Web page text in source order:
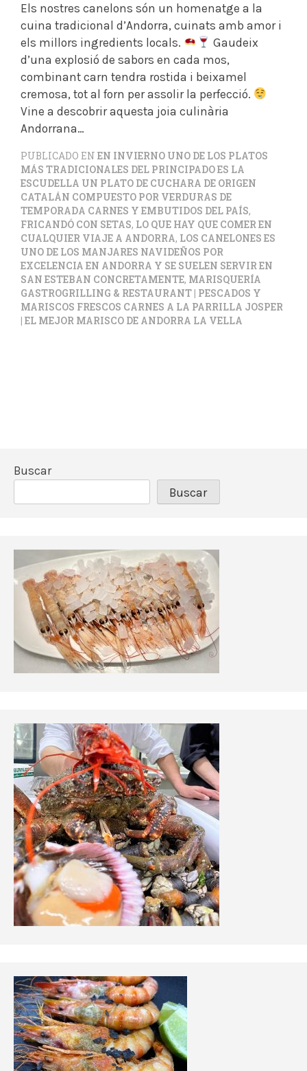
Els nostres canelons són un homenatge a la
cuina tradicional d’Andorra, cuinats amb amor i
els millors ingredients locals.
Gaudeix
d’una explosió de sabors en cada mos,
combinant carn tendra rostida i beixamel
cremosa, tot al forn per assolir la perfecció.
Vine a descobrir aquesta joia culinària
Andorrana…
PUBLICADO EN EN INVIERNO UNO DE LOS PLATOS
MÁS TRADICIONALES DEL PRINCIPADO ES LA
ESCUDELLA UN PLATO DE CUCHARA DE ORIGEN
CATALÁN COMPUESTO POR VERDURAS DE
TEMPORADA CARNES Y EMBUTIDOS DEL PAÍS,
FRICANDÓ CON SETAS, LO QUE HAY QUE COMER EN
CUALQUIER VIAJE A ANDORRA, LOS CANELONES ES
UNO DE LOS MANJARES NAVIDEÑOS POR
EXCELENCIA EN ANDORRA Y SE SUELEN SERVIR EN
SAN ESTEBAN CONCRETAMENTE, MARISQUERÍA
GASTROGRILLING & RESTAURANT | PESCADOS Y
MARISCOS FRESCOS CARNES A LA PARRILLA JOSPER
| EL MEJOR MARISCO DE ANDORRA LA VELLA
Buscar
Buscar